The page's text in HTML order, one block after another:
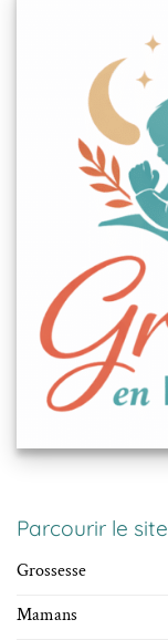
Parcourir le site
Grossesse
Mamans